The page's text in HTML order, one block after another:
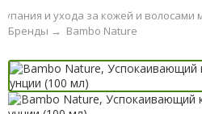
и ухода за кожей и
Bambo Nature
Бренды →